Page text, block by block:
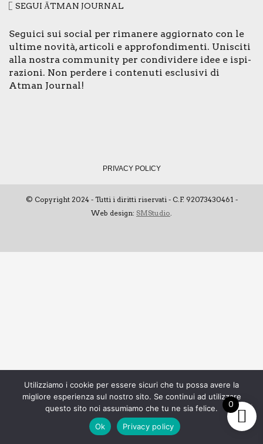
SEGUI ĀTMAN JOUR­NAL
Segui­ci sui social per rima­ne­re aggior­na­to con le
ulti­me novi­tà, arti­co­li e appro­fon­di­men­ti. Uni­sci­ti
alla nostra com­mu­ni­ty per con­di­vi­de­re idee e ispi­
ra­zio­ni. Non per­de­re i con­te­nu­ti esclu­si­vi di
Atman Jour­nal!
PRI­VA­CY POLI­CY
© Copyright 2024 - Tutti i diritti riservati - C.F. 92073430461 -
Web design: SMStudio
0
Utilizziamo i cookie per essere sicuri che tu possa avere la
migliore esperienza sul nostro sito. Se continui ad utilizzare
questo sito noi assumiamo che tu ne sia felice.
Ok
Privacy policy